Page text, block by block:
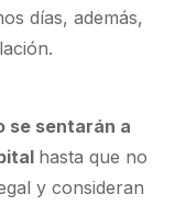
días, además,
se sentarán a
hasta que no
y consideran